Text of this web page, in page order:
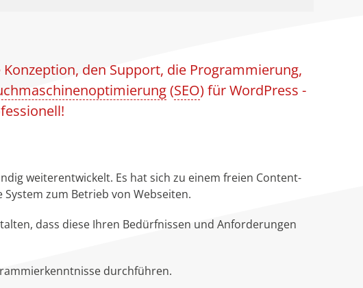
den Support, die Programmierung,
(SEO) für WordPress -
weiterentwickelt. Es hat sich zu einem freien Content-
zum Betrieb von Webseiten.
dass diese Ihren Bedürfnissen und Anforderungen
durchführen.